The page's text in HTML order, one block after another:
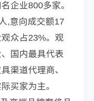
企业800多家。
,意向成交额17
众占23%。观
国内最具代表
渠道代理商、
买家为主。